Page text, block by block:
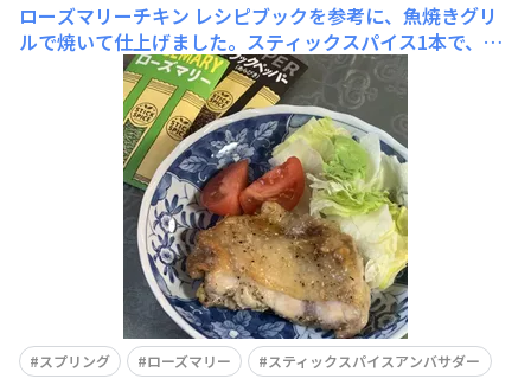
ローズマリーチキン レシピブックを参考に、魚焼きグリ
ルで焼いて仕上げました。スティックスパイス1本で、誰
もが食べやすい、上品なローズマリー風味のチキンに。と
ても手軽に作れて、家族にも好評でした♪
スプリング ローズマリー
スティックスパイスアンバサダー